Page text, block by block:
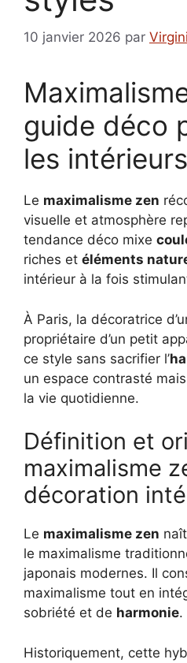
10 janvier 2026 par
guide déco
les intérieurs
Le maximalisme zen
visuelle et atmosphère
tendance déco mixe
riches et éléments
intérieur à la fois
À Paris, la décoratrice
propriétaire d’un petit
ce style sans sacrifier l’
un espace contrasté
la vie quotidienne.
Définition et
maximalisme
décoration
Le maximalisme zen
le maximalisme
japonais modernes. Il
maximalisme tout en
sobriété et de harmonie.
Historiquement, cette